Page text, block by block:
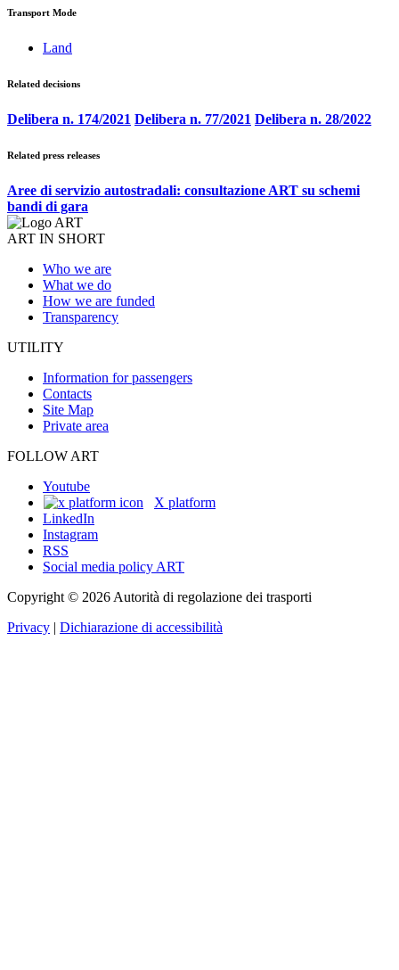
Transport Mode
Land
Related decisions
Delibera n. 174/2021 Delibera n. 77/2021 Delibera n. 28/2022
Related press releases
Aree di servizio autostradali: consultazione ART su schemi
bandi di gara
ART IN SHORT
Who we are
What we do
How we are funded
Transparency
UTILITY
Information for passengers
Contacts
Site Map
Private area
FOLLOW ART
Youtube
X platform
LinkedIn
Instagram
RSS
Social media policy ART
Copyright © 2026 Autorità di regolazione dei trasporti
Privacy | Dichiarazione di accessibilità